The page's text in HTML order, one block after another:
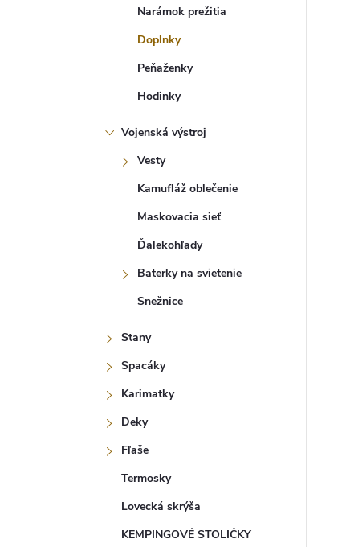
Narámok prežitia
Doplnky
Peňaženky
Hodinky
Vojenská výstroj
Vesty
Kamufláž oblečenie
Maskovacia sieť
Ďalekohľady
Baterky na svietenie
Snežnice
Stany
Spacáky
Karimatky
Deky
Fľaše
Termosky
Lovecká skrýša
KEMPINGOVÉ STOLIČKY